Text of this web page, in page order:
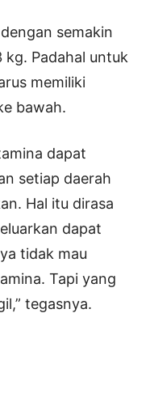
semakin
Padahal untuk
memiliki
bawah.
dapat
setiap daerah
Hal itu dirasa
dapat
tidak mau
Tapi yang
tegasnya.